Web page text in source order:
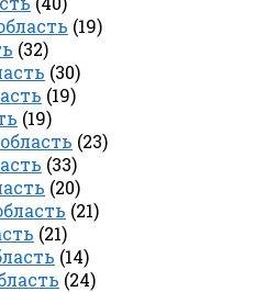
(19)
(32)
(30)
(19)
(19)
(23)
(33)
(20)
(21)
(21)
(14)
(24)